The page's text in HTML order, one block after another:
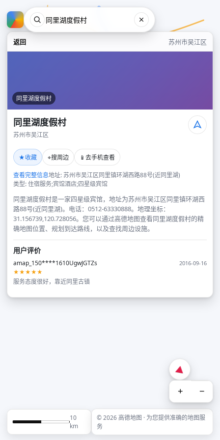
返回 苏州市吴江区
同里湖度假村
同里湖度假村
苏州市吴江区
★收藏 ⌖搜周边 📱 去手机查看
查看完整信息地址: 苏州市吴江区同里镇环湖西路88号(近同里湖)
类型: 住宿服务;宾馆酒店;四星级宾馆
同里湖度假村是一家四星级宾馆，地址为苏州市吴江区同里镇环湖西
路88号(近同里湖)。电话：0512-63330888。地理坐标：
31.156739,120.728056。您可以通过高德地图查看同里湖度假村的精
确地图位置、规划到达路线，以及查找周边设施。
用户评价
amap_150****1610UgwJGTZs
2016-09-16
★★★★★
服务态度很好，靠近同里古镇
+ −
10
km
© 2026 高德地图 · 为您提供准确的地图服
务